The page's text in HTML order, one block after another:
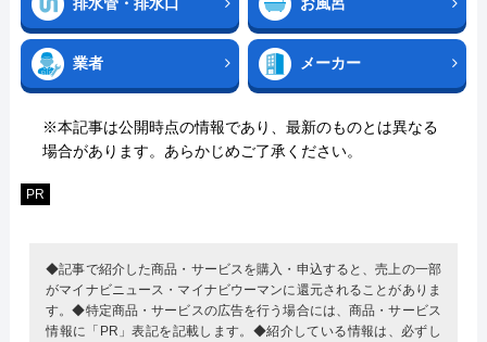
業者 メーカー
※本記事は公開時点の情報であり、最新のものとは異なる
場合があります。あらかじめご了承ください。
PR
◆記事で紹介した商品・サービスを購入・申込すると、売上の一部
がマイナビニュース・マイナビウーマンに還元されることがありま
す。◆特定商品・サービスの広告を行う場合には、商品・サービス
情報に「PR」表記を記載します。◆紹介している情報は、必ずし